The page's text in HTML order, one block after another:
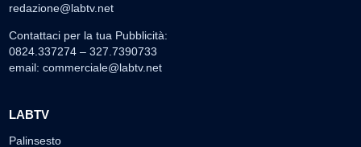
redazione@labtv.net
Contattaci per la tua Pubblicità:
0824.337274 – 327.7390733
email: commerciale@labtv.net
LABTV
Palinsesto